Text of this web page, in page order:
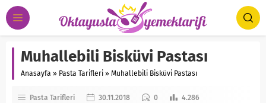
Muhallebili Bisküvi Pastası
Anasayfa » Pasta Tarifleri » Muhallebili Bisküvi Pastası
Pasta Tarifleri 30.11.2018 0 4.286